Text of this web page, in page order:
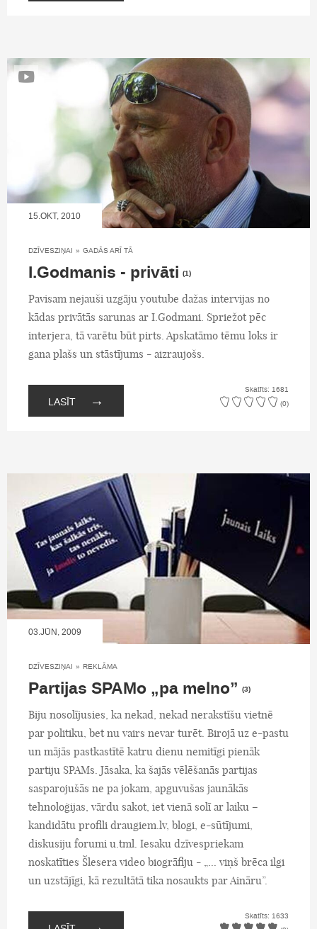
15.OKT, 2010
DZĪVESZIŅAI » GADĀS ARĪ TĀ
I.Godmanis - privāti (1)
Pavisam nejauši uzgāju youtube dažas intervijas no
kādas privātās sarunas ar I.Godmani. Spriežot pēc
interjera, tā varētu būt pirts. Apskatāmo tēmu loks ir
gana plašs un stāstījums - aizraujošs.
LASĪT →
Skatīts: 1681
(0)
03.JŪN, 2009
DZĪVESZIŅAI » REKLĀMA
Partijas SPAMo „pa melno” (3)
Biju nosolījusies, ka nekad, nekad nerakstīšu vietnē
par politiku, bet nu vairs nevar turēt. Birojā uz e-pastu
un mājās pastkastītē katru dienu nemitīgi pienāk
partiju SPAMs. Jāsaka, ka šajās vēlēšanās partijas
sasparojušās ne pa jokam, apguvušas jaunākās
tehnoloģijas, vārdu sakot, iet vienā solī ar laiku –
kandidātu profili draugiem.lv, blogi, e-sūtījumi,
diskusiju forumi u.tml. Iesaku dzīvespriekam
noskatīties Šlesera video biogrāfiju - „... viņš brēca ilgi
un uzstājīgi, kā rezultātā tika nosaukts par Aināru”.
Skatīts: 1633